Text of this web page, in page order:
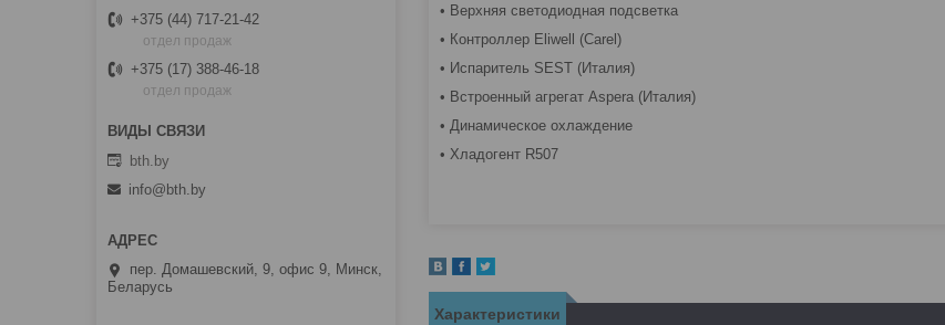
• Верхняя светодиодная подсветка
• Контроллер Eliwell (Carel)
• Испаритель SEST (Италия)
• Встроенный агрегат Aspera (Италия)
• Динамическое охлаждение
• Хладогент R507
Характеристики
+375 (44) 717-21-42
отдел продаж
+375 (17) 388-46-18
отдел продаж
bth.by
info@bth.by
пер. Домашевский, 9, офис 9, Минск,
Беларусь